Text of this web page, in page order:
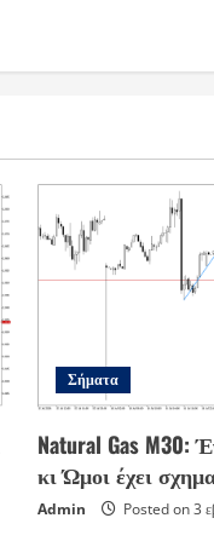
Σήματα
Natural Gas M30:
κι Ώμοι έχει
Admin Posted on 3